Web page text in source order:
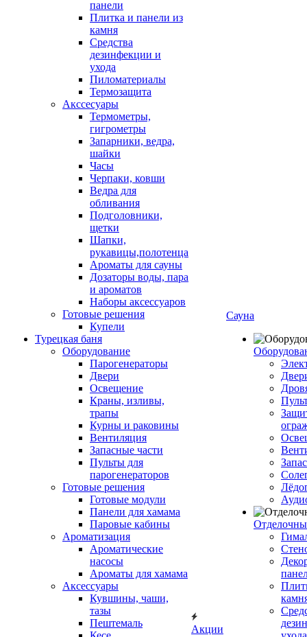
панели
Плитка и панели из
камня
Средства
дезинфекции и
ухода
Пиломатериалы
Термозащита
Аксcесуары
Термометры,
гигрометры
Запарники, ведра,
шайки
Часы
Черпаки, ковши
Ведра для
обливания
Подголовники,
щетки
Шапки,
рукавицы,полотенца
Ароматы для сауны
Дозаторы воды, пара
и ароматов
Наборы аксессуаров
Готовые решения
Купели
Турецкая баня
Оборудование
Парогенераторы
Двери
Освещение
Краны, изливы,
трапы
Курны и раковины
Вентиляция
Запасные части
Пульты для
парогенераторов
Готовые решения
Готовые модули
Панели для хамама
Паровые кабины
Ароматизация
Ароматические
насосы
Ароматы для хамама
Аксессуары
Кувшины, чаши,
тазы
Пештемаль
Акции
Сауна